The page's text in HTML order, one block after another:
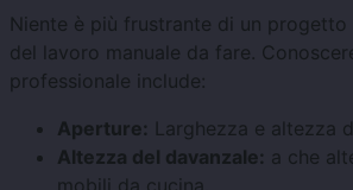
Niente è più frustrante di un
del lavoro manuale da fare.
professionale include:
Aperture: Larghezza e altezza
Altezza del davanzale: a che